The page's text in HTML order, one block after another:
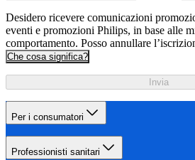
Desidero ricevere comunicazioni
eventi e promozioni Philips, in base alle
comportamento. Posso annullare
Che cosa significa?
Invia
Per i consumatori
Professionisti sanitari